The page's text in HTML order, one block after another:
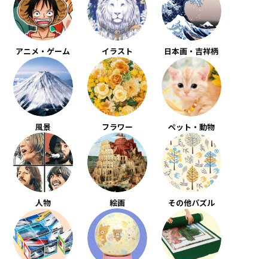
アニメ・ゲーム イラスト 日本画・吉祥柄
風景 フラワー ペット・動物
人物 絵画 その他パズル